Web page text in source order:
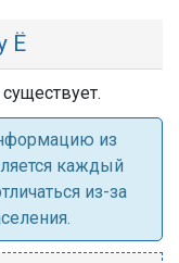
Ё
из
каждый
из-за